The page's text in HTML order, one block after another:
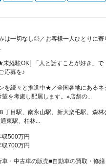
は一切なし◎／お客様一人ひとりに寄
経験OK│「人と話すことが好き」で
応募を♪
を続々と推進中★／全国各地にあるネ
を考慮し配属します。※店舗の...
丁目駅、南永山駅、新大楽毛駅、森
東駅、柏林...
収500万円
収700万円
・中古車の販売■自動車の買取・修